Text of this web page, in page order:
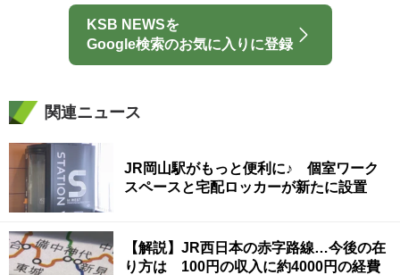
KSB NEWSを
Google検索のお気に入りに登録
関連ニュース
JR岡山駅がもっと便利に♪ 個室ワーク
スペースと宅配ロッカーが新たに設置
【解説】JR西日本の赤字路線…今後の在
り方は 100円の収入に約4000円の経費